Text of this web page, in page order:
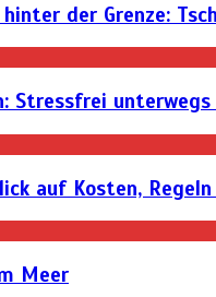
der Grenze:
Stressfrei
auf Kosten,
Meer